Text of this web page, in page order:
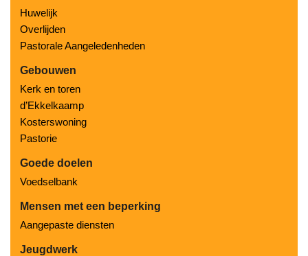
Huwelijk
Overlijden
Pastorale Aangeledenheden
Gebouwen
Kerk en toren
d’Ekkelkaamp
Kosterswoning
Pastorie
Goede doelen
Voedselbank
Mensen met een beperking
Aangepaste diensten
Jeugdwerk